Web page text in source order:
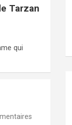
Tarzan
qui